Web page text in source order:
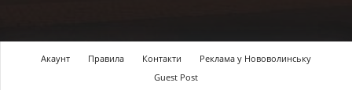
Акаунт Правила Контакти
Реклама у Нововолинську
Guest Post